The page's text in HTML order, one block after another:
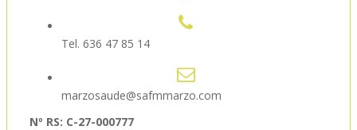
Tel. 636 47 85 14
marzosaude@safmmarzo.com
Nº RS: C-27-000777